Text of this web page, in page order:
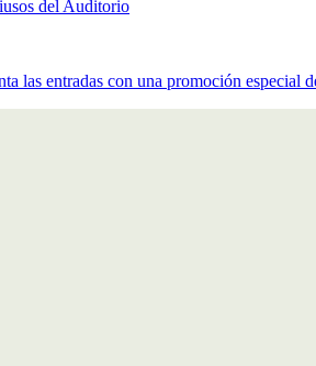
del Auditorio
las entradas con una promoción especial